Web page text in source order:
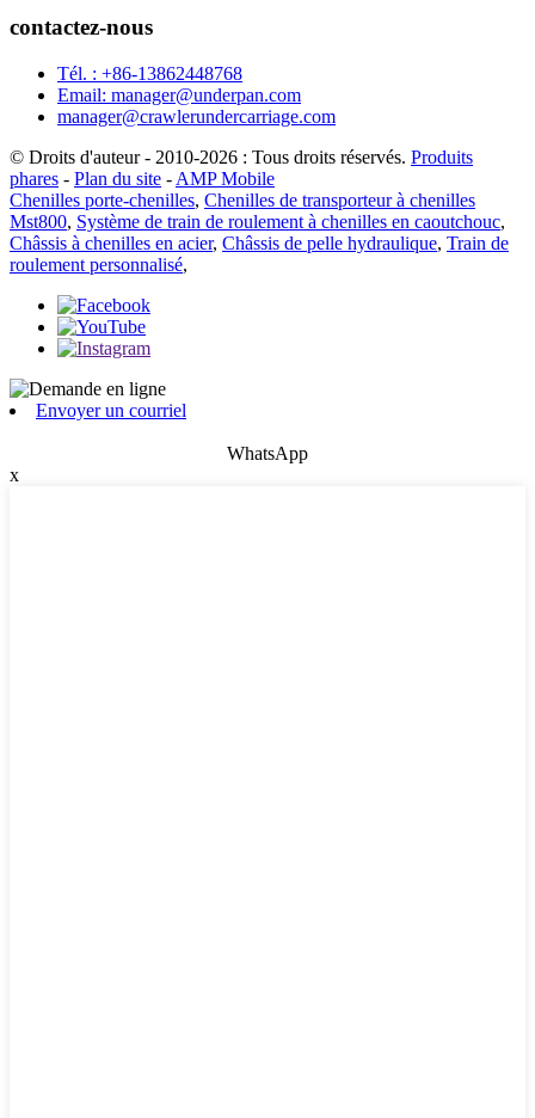
contactez-nous
Tél. : +86-13862448768
Email: manager@underpan.com
manager@crawlerundercarriage.com
© Droits d'auteur - 2010-2026 : Tous droits réservés. Produits
phares - Plan du site - AMP Mobile
Chenilles porte-chenilles, Chenilles de transporteur à chenilles
Mst800, Système de train de roulement à chenilles en caoutchouc,
Châssis à chenilles en acier, Châssis de pelle hydraulique, Train de
roulement personnalisé,
Envoyer un courriel
WhatsApp
x